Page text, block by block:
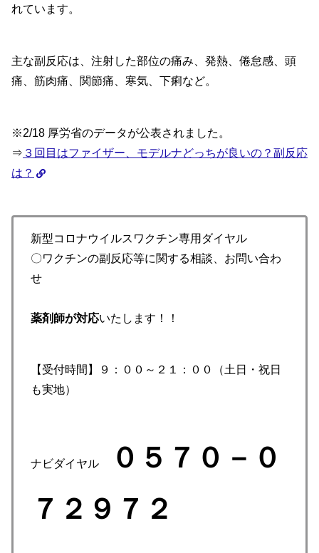
れています。
主な副反応は、注射した部位の痛み、発熱、倦怠感、頭
痛、筋肉痛、関節痛、寒気、下痢など。
※2/18 厚労省のデータが公表されました。
⇒ ３回目はファイザー、モデルナどっちが良いの？副反応
は？
新型コロナウイルスワクチン専用ダイヤル
〇ワクチンの副反応等に関する相談、お問い合わ
せ
薬剤師が対応いたします！！
【受付時間】９：００～２１：００（土日・祝日
も実地）
ナビダイヤル
０５７０－０
７２９７２